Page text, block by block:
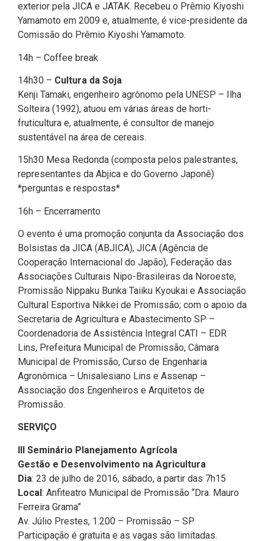
exterior pela JICA e JATAK. Recebeu o Prêmio Kiyoshi
Yamamoto em 2009 e, atualmente, é vice-presidente da
Comissão do Prêmio Kiyoshi Yamamoto.
14h – Coffee break
14h30 – Cultura da Soja
Kenji Tamaki, engenheiro agrônomo pela UNESP – Ilha
Solteira (1992), atuou em várias áreas de horti-
fruticultura e, atualmente, é consultor de manejo
sustentável na área de cereais.
15h30 Mesa Redonda (composta pelos palestrantes,
representantes da Abjica e do Governo Japonê)
*perguntas e respostas*
16h – Encerramento
O evento é uma promoção conjunta da Associação dos
Bolsistas da JICA (ABJICA), JICA (Agência de
Cooperação Internacional do Japão), Federação das
Associações Culturais Nipo-Brasileiras da Noroeste,
Promissão Nippaku Bunka Taiiku Kyoukai e Associação
Cultural Esportiva Nikkei de Promissão; com o apoio da
Secretaria de Agricultura e Abastecimento SP –
Coordenadoria de Assistência Integral CATI – EDR
Lins, Prefeitura Municipal de Promissão, Câmara
Municipal de Promissão, Curso de Engenharia
Agronômica – Unisalesiano Lins e Assenap –
Associação dos Engenheiros e Arquitetos de
Promissão.
SERVIÇO
III Seminário Planejamento Agrícola
Gestão e Desenvolvimento na Agricultura
Dia: 23 de julho de 2016, sábado, a partir das 7h15
Local: Anfiteatro Municipal de Promissão “Dra. Mauro
Ferreira Grama”
Av. Júlio Prestes, 1.200 – Promissão – SP
Participação é gratuita e as vagas são limitadas.